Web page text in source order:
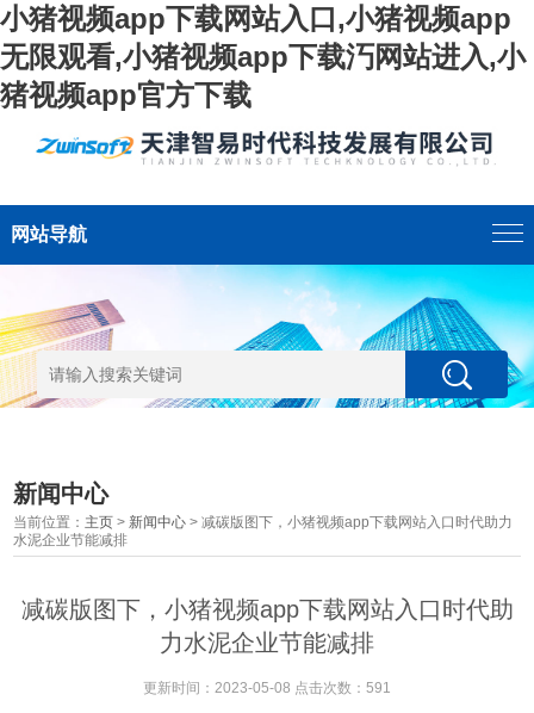
小猪视频app下载网站入口,小猪视频app
无限观看,小猪视频app下载汅网站进入,小
猪视频app官方下载
网站导航
新闻中心
当前位置： 主页 > 新闻中心 > 减碳版图下，小猪视频app下载网站入口时代助力
水泥企业节能减排
减碳版图下，小猪视频app下载网站入口时代助
力水泥企业节能减排
更新时间：2023-05-08 点击次数：591